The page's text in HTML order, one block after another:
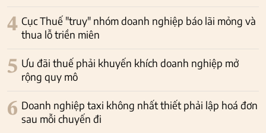
4 Cục Thuế "truy" nhóm doanh nghiệp báo lãi mỏng và
thua lỗ triền miên
5 Ưu đãi thuế phải khuyến khích doanh nghiệp mở
rộng quy mô
6 Doanh nghiệp taxi không nhất thiết phải lập hoá đơn
sau mỗi chuyến đi